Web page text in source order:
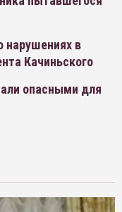
нарушениях в
Качиньского
опасными для